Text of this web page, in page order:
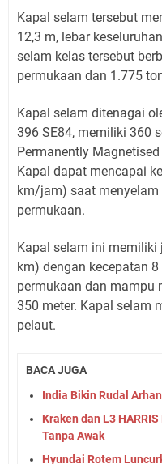
Kapal selam tersebut
12,3 m, lebar
selam kelas tersebut
permukaan dan 1.775
Kapal selam ditenagai
396 SE84, memiliki 360
Permanently
Kapal dapat mencapai
km/jam) saat
permukaan.
Kapal selam ini
km) dengan kecepatan
permukaan dan mampu
350 meter. Kapal selam
pelaut.
BACA JUGA
India Bikin Rudal
Kraken dan L3
Tanpa Awak
Hyundai Rotem